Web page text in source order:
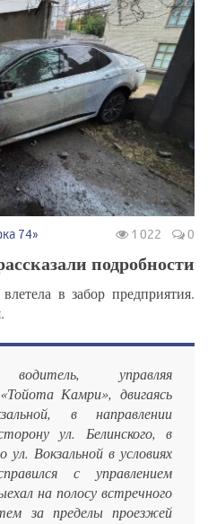
74» 1 022 0
подробности
в забор предприятия.
водитель, управляя
Камри», двигаясь
в направлении
ул. Белинского, в
ул. Вокзальной в условиях
с управлением
на полосу встречного
за пределы проезжей